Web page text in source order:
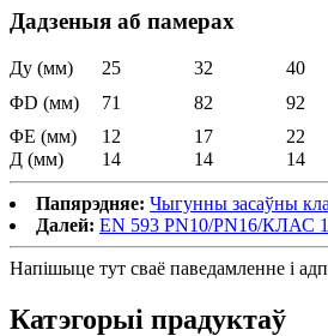
Дадзеныя аб памерах
Ду (мм) 25 32 40
ΦD (мм)
71 82 92
ΦE (мм)
12 17 22
Д (мм)
14 14 14
Папярэдняе: Чыгунны засаўны
Далей: EN 593 PN10/PN16/
Напішыце тут сваё паведамленне і
Катэгорыі прадуктаў